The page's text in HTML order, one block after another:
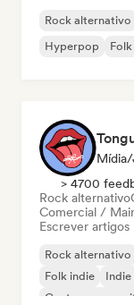
Rock alternativo
Hyperpop
> 4700
Rock alternativo
Comercial /
Escrever artigos
Rock alternativo
Folk indie
Cantor-